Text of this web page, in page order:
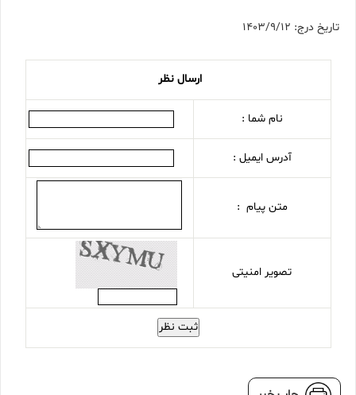
تاریخ درج: 1403/9/12
ارسال نظر
نام شما :
آدرس ایمیل :
متن پیام :
تصویر امنیتی
ثبت نظر